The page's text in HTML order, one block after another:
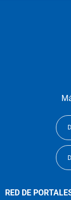
RED DE